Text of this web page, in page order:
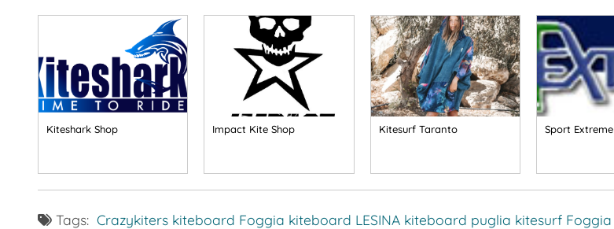
Kiteshark Shop Impact Kite Shop Kitesurf Taranto Sport Extreme
Tags: Crazykiters kiteboard Foggia kiteboard LESINA kiteboard puglia kitesurf Foggia